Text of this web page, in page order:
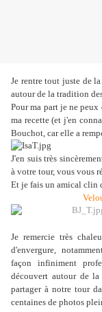
Je rentre tout juste de
autour de la tradition
Pour ma part je ne
ma recette (et j'en
Bouchot, car elle a
J'en suis très
à votre tour, vous vous
Et je fais un amical clin
Je remercie très
d'envergure,
façon infiniment
découvert autour de
partager à notre tour
centaines de photos